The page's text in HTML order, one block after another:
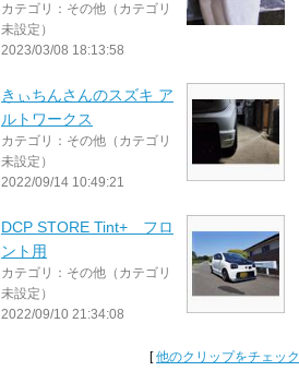
カテゴリ：その他（カテゴリ
未設定）
2023/03/08 18:13:58
きぃちんさんのスズキ ア
ルトワークス
カテゴリ：その他（カテゴリ
未設定）
2022/09/14 10:49:21
DCP STORE Tint+ フロ
ント用
カテゴリ：その他（カテゴリ
未設定）
2022/09/10 21:34:08
[他のクリップをチェック